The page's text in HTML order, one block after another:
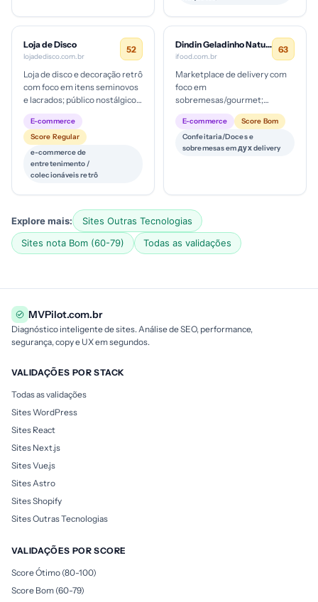
Loja de Disco
lojadedisco.com.br
52
Loja de disco e decoração retrô
com foco em itens seminovos
e lacrados; público nostálgico
estágio inicial d...
E-commerce
Score Regular
e-commerce de
entretenimento /
colecionáveis retrô
Dindin Geladinho Natural/Gourmet (Dindin)
ifood.com.br
63
Marketplace de delivery com
foco em
sobremesas/gourmet;
provável ticket médio baixo a
médio, com alcance local;
estágio de maturidade dig...
E-commerce
Score Bom
Confeitaria/Doces e
sobremesas em дух delivery
Explore mais:
Sites Outras Tecnologias
Sites nota Bom (60-79)
Todas as validações
MVPilot.com.br
Diagnóstico inteligente de sites. Análise de SEO, performance,
segurança, copy e UX em segundos.
VALIDAÇÕES POR STACK
Todas as validações
Sites WordPress
Sites React
Sites Next.js
Sites Vue.js
Sites Astro
Sites Shopify
Sites Outras Tecnologias
VALIDAÇÕES POR SCORE
Score Ótimo (80-100)
Score Bom (60-79)